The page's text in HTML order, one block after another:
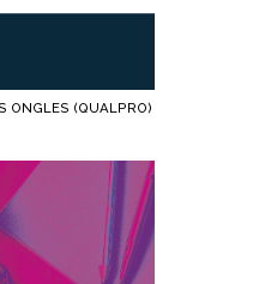
ONGLES (QUALPRO)